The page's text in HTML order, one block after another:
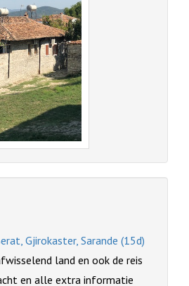
Gjirokaster, Sarande (15d)
land en ook de reis
en alle extra informatie